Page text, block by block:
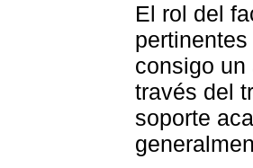
El rol del
consigo
través del
soporte